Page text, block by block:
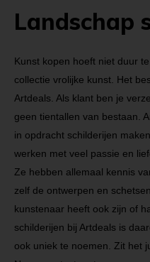
Landschap
Kunst kopen hoeft niet duur
collectie vrolijke kunst. Het
Artdeals. Als klant ben je
geen tientallen van bestaan.
in opdracht schilderijen
werken met veel passie en
Ze hebben allemaal kennis
zelf de ontwerpen en
kunstenaar heeft ook zijn of
schilderijen bij Artdeals is
ook uniek te noemen. Zit het